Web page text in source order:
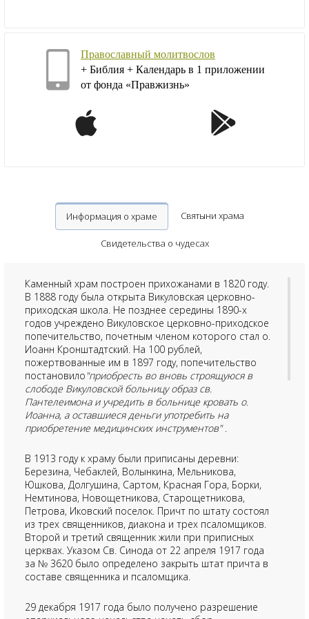
Православный молитвослов
+ Библия + Календарь в 1 приложении
от фонда «Правжизнь»
Информация о храме Святыни храма
Свидетельства о чудесах
Каменный храм построен прихожанами в 1820 году.
В 1888 году была открыта Викуловская церковно-
приходская школа. Не позднее середины 1890-х
годов учреждено Викуловское церковно-приходское
попечительство, почетным членом которого стал о.
Иоанн Кронштадтский. На 100 рублей,
пожертвованные им в 1897 году, попечительство
постановило"приобресть во вновь строящуюся в
слободе Викуловской больницу образ св.
Пантелеимона и учредить в больнице кровать о.
Иоанна, а оставшиеся деньги употребить на
приобретение медицинских инструментов".
В 1913 году к храму были приписаны деревни:
Березина, Чебаклей, Волынкина, Мельникова,
Юшкова, Долгушина, Сартом, Красная Гора, Борки,
Немтинова, Новощетникова, Старощетникова,
Петрова, Иковский поселок. Причт по штату состоял
из трех священников, диакона и трех псаломщиков.
Второй и третий священник жили при приписных
церквах. Указом Св. Синода от 22 апреля 1917 года
за № 3620 было определено закрыть штат причта в
составе священника и псаломщика.
29 декабря 1917 года было получено разрешение